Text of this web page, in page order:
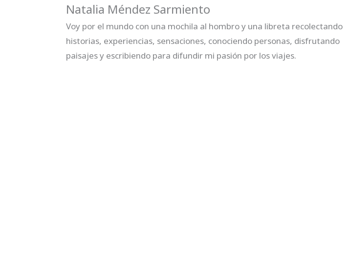
Natalia Méndez Sarmiento
Voy por el mundo con una mochila al hombro y una libreta recolectando
historias, experiencias, sensaciones, conociendo personas, disfrutando
paisajes y escribiendo para difundir mi pasión por los viajes.